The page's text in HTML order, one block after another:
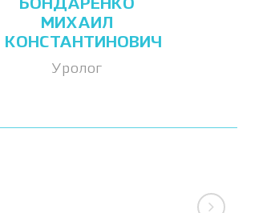
БОНДАРЕНКО
МИХАИЛ
КОНСТАНТИНОВИЧ
Уролог